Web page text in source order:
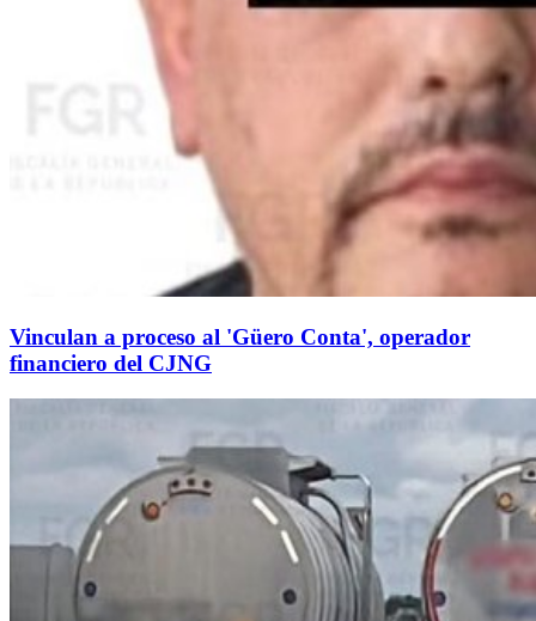
Vinculan a proceso al 'Güero Conta', operador
financiero del CJNG